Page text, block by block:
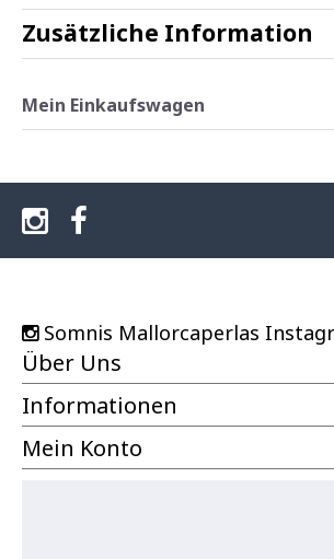
Zusätzliche Information
Mein Einkaufswagen
Somnis Mallorcaperlas
Über Uns
Informationen
Mein Konto